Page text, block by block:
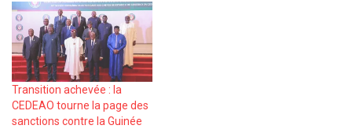
Transition achevée : la
CEDEAO tourne la page des
sanctions contre la Guinée